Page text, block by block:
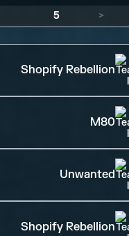
5 >
Shopify Rebellion
M80
Unwanted
Shopify Rebellion